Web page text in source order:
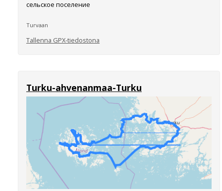
сельское поселение
Turvaan
Tallenna GPX-tiedostona
Turku-ahvenanmaa-Turku